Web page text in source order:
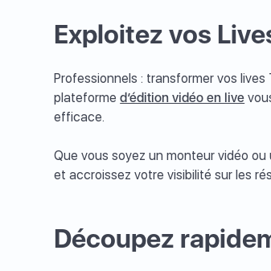
Exploitez vos
Professionnels : transformer vos
plateformed’édition vidéo en live
efficace.
Que vous soyez un monteur vidéo
et accroissez votre visibilité sur les
Découpez